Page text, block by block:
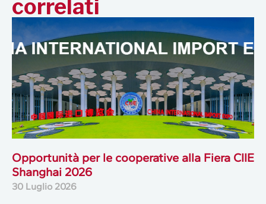
correlati
Opportunità per le cooperative alla Fiera CIIE
Shanghai 2026
30 Luglio 2026